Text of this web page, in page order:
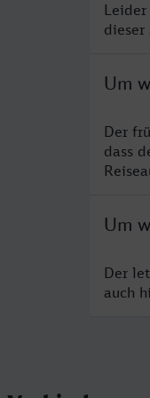
Leider
dieser
Um
Der
dass
Um
Der
auch